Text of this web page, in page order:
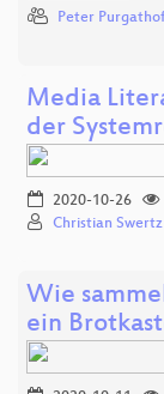
Peter
Media
der
2020-10-26
Christian Swertz
Wie
ein